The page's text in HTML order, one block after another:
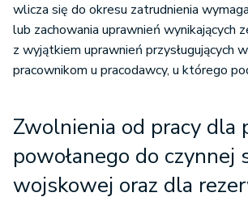
wlicza się do okresu zatrudnienia
lub zachowania uprawnień wynikających
z wyjątkiem uprawnień przysługujących
pracownikom u pracodawcy, u którego
Zwolnienia od pracy dla
powołanego do czynnej
wojskowej oraz dla